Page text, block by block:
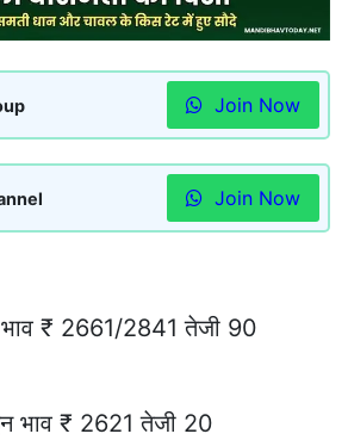
Join Now
Join Now
₹ 2661/2841 तेजी 90
भाव ₹ 2621 तेजी 20